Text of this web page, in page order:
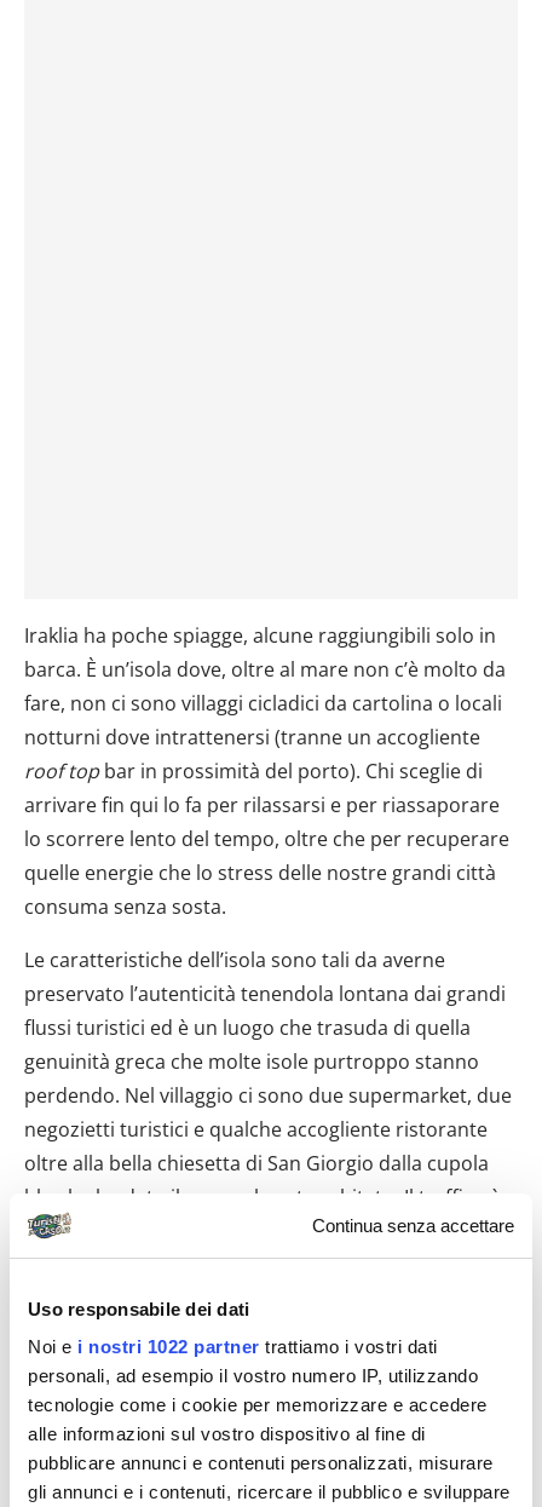
Continua senza accettare
Uso responsabile dei dati
Noi e i nostri 1022 partner trattiamo i vostri dati
personali, ad esempio il vostro numero IP, utilizzando
tecnologie come i cookie per memorizzare e accedere
alle informazioni sul vostro dispositivo al fine di
pubblicare annunci e contenuti personalizzati, misurare
gli annunci e i contenuti, ricercare il pubblico e sviluppare
Iraklia ha poche spiagge, alcune raggiungibili solo in
barca. È un’isola dove, oltre al mare non c’è molto da
fare, non ci sono villaggi cicladici da cartolina o locali
notturni dove intrattenersi (tranne un accogliente
roof topbar in prossimità del porto). Chi sceglie di
arrivare fin qui lo fa per rilassarsi e per riassaporare
lo scorrere lento del tempo, oltre che per recuperare
quelle energie che lo stress delle nostre grandi città
consuma senza sosta.
Le caratteristiche dell’isola sono tali da averne
preservato l’autenticità tenendola lontana dai grandi
flussi turistici ed è un luogo che trasuda di quella
genuinità greca che molte isole purtroppo stanno
perdendo. Nel villaggio ci sono due supermarket, due
negozietti turistici e qualche accogliente ristorante
oltre alla bella chiesetta di San Giorgio dalla cupola
blu che ha dato il nome al centro abitato. Il traffico è
minimo, non ci sono autonoleggi per cui ci si sposta
prevalentemente a piedi oppure con la navetta che
dal porto permette di raggiungere le altre due
sabbioso e non attrezzato (scelta, peraltro, che
riguarda tutte le piccole Cicladi) con l’ottima taverna
Pera Panta. La navetta raggiunge anche
Tourkopigado, una stretta baia dalle acque tranquille
di sabbia e ciottoli con un piccolo molo da dove